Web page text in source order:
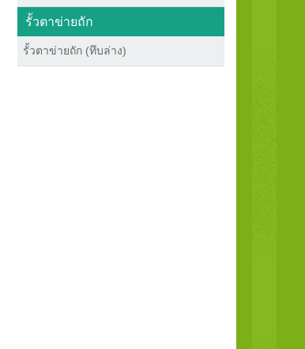
รั้วตาข่ายถัก
รั้วตาข่ายถัก (ทึบล่าง)